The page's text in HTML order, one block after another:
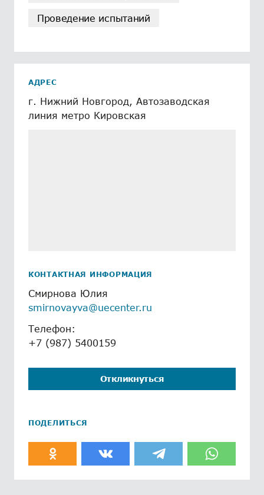
Проведение испытаний
АДРЕС
г. Нижний Новгород, Автозаводская
линия метро Кировская
КОНТАКТНАЯ ИНФОРМАЦИЯ
Смирнова Юлия
smirnovayva@uecenter.ru
Телефон:
+7 (987) 5400159
Откликнуться
ПОДЕЛИТЬСЯ